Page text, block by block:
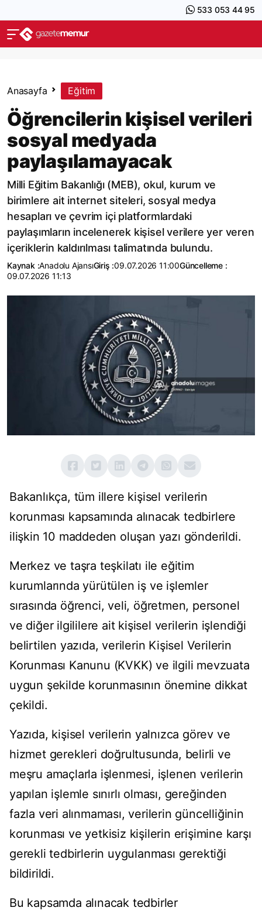
533 053 44 95
Anasayfa Eğitim
Öğrencilerin kişisel verileri
sosyal medyada
paylaşılamayacak
Milli Eğitim Bakanlığı (MEB), okul, kurum ve
birimlere ait internet siteleri, sosyal medya
hesapları ve çevrim içi platformlardaki
paylaşımların incelenerek kişisel verilere yer veren
içeriklerin kaldırılması talimatında bulundu.
Kaynak :Anadolu AjansıGiriş :09.07.2026 11:00Güncelleme :
09.07.2026 11:13
Bakanlıkça, tüm illere kişisel verilerin
korunması kapsamında alınacak tedbirlere
ilişkin 10 maddeden oluşan yazı gönderildi.
Merkez ve taşra teşkilatı ile eğitim
kurumlarında yürütülen iş ve işlemler
sırasında öğrenci, veli, öğretmen, personel
ve diğer ilgililere ait kişisel verilerin işlendiği
belirtilen yazıda, verilerin Kişisel Verilerin
Korunması Kanunu (KVKK) ve ilgili mevzuata
uygun şekilde korunmasının önemine dikkat
çekildi.
Yazıda, kişisel verilerin yalnızca görev ve
hizmet gerekleri doğrultusunda, belirli ve
meşru amaçlarla işlenmesi, işlenen verilerin
yapılan işlemle sınırlı olması, gereğinden
fazla veri alınmaması, verilerin güncelliğinin
korunması ve yetkisiz kişilerin erişimine karşı
gerekli tedbirlerin uygulanması gerektiği
bildirildi.
Bu kapsamda alınacak tedbirler